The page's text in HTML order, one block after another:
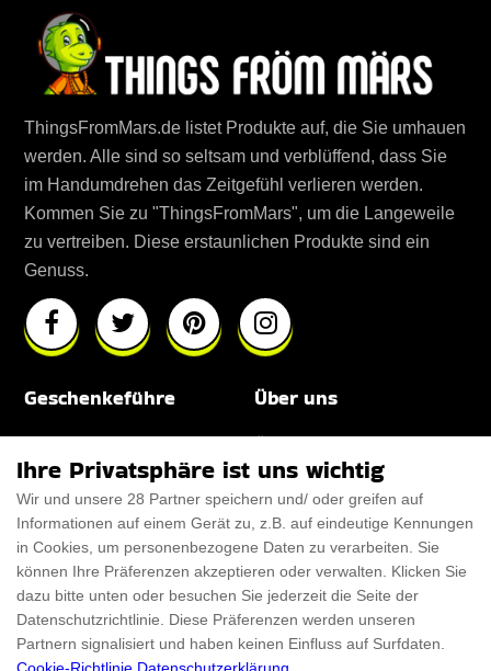
ThingsFromMars.de listet Produkte auf, die Sie umhauen
werden. Alle sind so seltsam und verblüffend, dass Sie
im Handumdrehen das Zeitgefühl verlieren werden.
Kommen Sie zu "ThingsFromMars", um die Langeweile
zu vertreiben. Diese erstaunlichen Produkte sind ein
Genuss.
Geschenkeführe
Für Haustiere
ThanksGiving
Über uns
Rabattcode
Trendiger Rabattcode
Black Friday
Ein Produkt einreichen Datenschutz­erklärung
Ihre Privatsphäre ist uns wichtig
Wir und unsere 28 Partner speichern und/ oder greifen auf
Informationen auf einem Gerät zu, z.B. auf eindeutige Kennungen
in Cookies, um personenbezogene Daten zu verarbeiten. Sie
können Ihre Präferenzen akzeptieren oder verwalten. Klicken Sie
dazu bitte unten oder besuchen Sie jederzeit die Seite der
Datenschutzrichtlinie. Diese Präferenzen werden unseren
Partnern signalisiert und haben keinen Einfluss auf Surfdaten.